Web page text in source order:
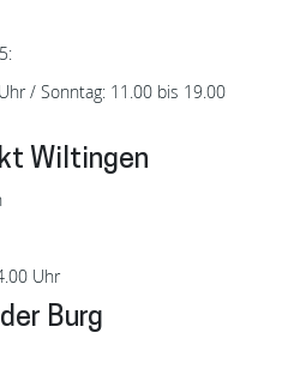
/ Sonntag: 11.00 bis 19.00
Wiltingen
Uhr
Burg